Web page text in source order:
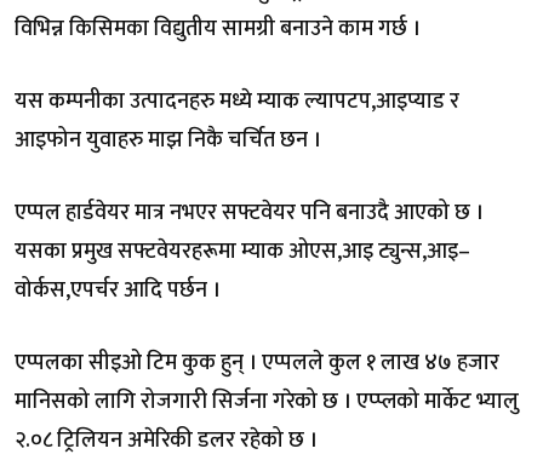
विभिन्न किसिमका विद्युतीय सामग्री बनाउने काम गर्छ ।
यस कम्पनीका उत्पादनहरु मध्ये म्याक ल्यापटप,आइप्याड र
आइफोन युवाहरु माझ निकै चर्चित छन ।
एप्पल हार्डवेयर मात्र नभएर सफ्टवेयर पनि बनाउदै आएको छ ।
यसका प्रमुख सफ्टवेयरहरूमा म्याक ओएस,आइ ट्युन्स,आइ–
वोर्कस,एपर्चर आदि पर्छन ।
एप्पलका सीइओ टिम कुक हुन् । एप्पलले कुल १ लाख ४७ हजार
मानिसको लागि रोजगारी सिर्जना गरेको छ । एप्प्लको मार्केट भ्यालु
२.०८ ट्रिलियन अमेरिकी डलर रहेको छ ।